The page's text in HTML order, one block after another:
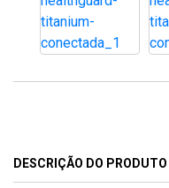
DESCRIÇÃO DO PRODUTO